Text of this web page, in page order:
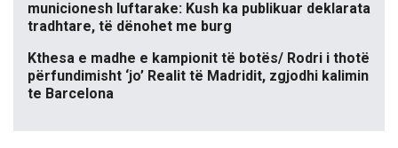
municionesh luftarake: Kush ka publikuar deklarata
tradhtare, të dënohet me burg
Kthesa e madhe e kampionit të botës/ Rodri i thotë
përfundimisht ‘jo’ Realit të Madridit, zgjodhi kalimin
te Barcelona